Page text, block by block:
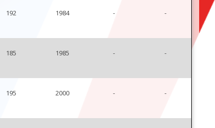
192 1984 - -
185 1985 - -
195 2000 - -